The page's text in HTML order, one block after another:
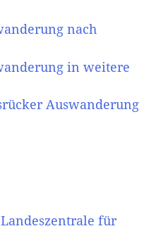
nach
in weitere
Auswanderung
für